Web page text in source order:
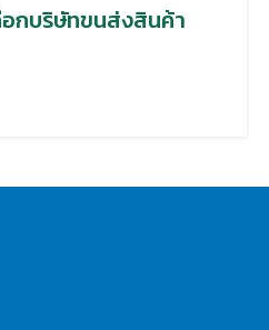
กบริษัทขนส่งสินค้า